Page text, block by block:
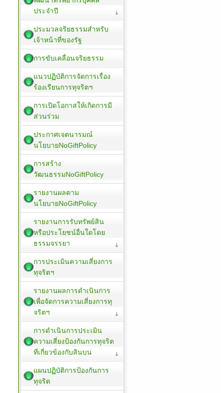
ประจำปี
ประมวลจริยธรรมสำหรับ
เจ้าหน้าที่ของรัฐ
การขับเคลื่อนจริยธรรม
แนวปฏิบัติการจัดการเรื่อง
ร้องเรียนการทุจริตฯ
การเปิดโอกาสให้เกิดการมี
ส่วนร่วม
ประกาศเจตนารมณ์
นโยบายNoGiftPolicy
การสร้าง
วัฒนธรรมNoGiftPolicy
รายงานผลตาม
นโยบายNoGiftPolicy
รายงานการรับทรัพย์สิน
หรือประโยชน์อื่นใดโดย
ธรรมจรรยา
การประเมินความเสี่ยงการ
ทุจริตฯ
รายงานผลการดำเนินการ
เพื่อจัดการความเสี่ยงการทุ
จริตฯ
การดำเนินการประเมิน
ความเสี่ยงป้องกันการทุจริต
ที่เกี่ยวข้องกับสินบน
แผนปฏิบัติการป้องกันการ
ทุจริต